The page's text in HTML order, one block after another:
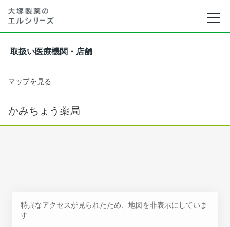
取扱い医療機関・店舗
マップを見る
かみちょう薬局
特異なアクセスが見られたため、地図を非表示にしていま
す